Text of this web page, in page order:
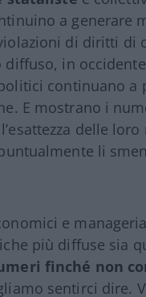
a generare
di diritti di
in
continuano a
E mostrano i
delle
li
e
più diffuse sia
finché non
sentirci dire.